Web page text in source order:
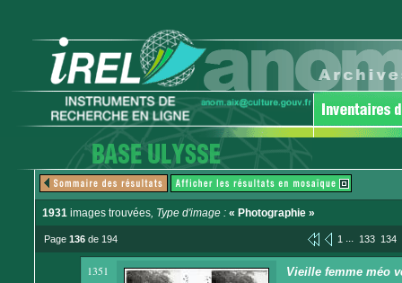
1931 images trouvées, Type d'image : « Photographie »
Page 136 de 194 1 ... 133 134
1351 Vieille femme méo